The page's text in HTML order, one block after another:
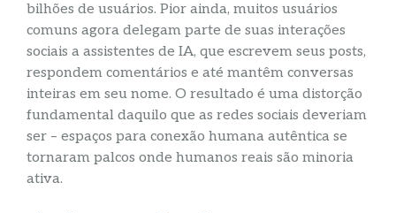
bilhões de usuários. Pior ainda, muitos usuários
comuns agora delegam parte de suas interações
sociais a assistentes de IA, que escrevem seus posts,
respondem comentários e até mantêm conversas
inteiras em seu nome. O resultado é uma distorção
fundamental daquilo que as redes sociais deveriam
ser – espaços para conexão humana autêntica se
tornaram palcos onde humanos reais são minoria
ativa.